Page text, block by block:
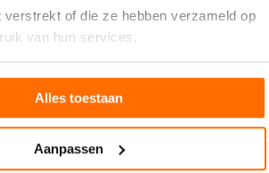
verstrekt of die ze hebben verzameld op
van hun services.
Alles toestaan
Aanpassen
Jonker. ‘Bij terugkomst in Oosterbeek
van Mierlo, waarin het einde van
werd aangekondigd. Een paar dagen
Nijmegen en vroeg hem of er nog
ook alvast editie 2027 te laten drukken
dat, waardoor eind september beide